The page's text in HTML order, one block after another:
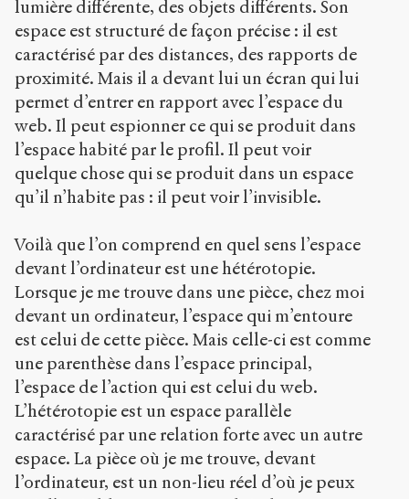
lumière différente, des objets différents. Son
espace est structuré de façon précise : il est
caractérisé par des distances, des rapports de
proximité. Mais il a devant lui un écran qui lui
permet d’entrer en rapport avec l’espace du
web. Il peut espionner ce qui se produit dans
l’espace habité par le profil. Il peut voir
quelque chose qui se produit dans un espace
qu’il n’habite pas : il peut voir l’invisible.
Voilà que l’on comprend en quel sens l’espace
devant l’ordinateur est une hétérotopie.
Lorsque je me trouve dans une pièce, chez moi
devant un ordinateur, l’espace qui m’entoure
est celui de cette pièce. Mais celle-ci est comme
une parenthèse dans l’espace principal,
l’espace de l’action qui est celui du web.
L’hétérotopie est un espace parallèle
caractérisé par une relation forte avec un autre
espace. La pièce où je me trouve, devant
l’ordinateur, est un non-lieu réel d’où je peux